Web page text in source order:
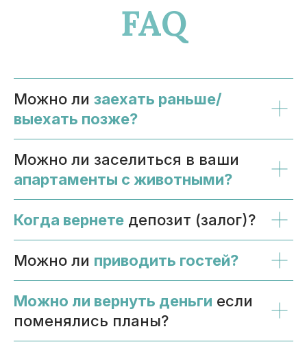
FAQ
Можно ли заехать раньше/
выехать позже?
Можно ли заселиться в ваши
апартаменты с животными?
Когда вернете депозит (залог)?
Можно ли приводить гостей?
Можно ли вернуть деньги если
поменялись планы?